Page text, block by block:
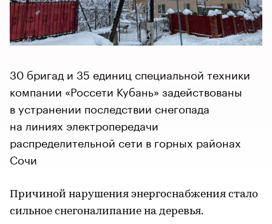
30 бригад и 35 единиц специальной техники
компании «Россети Кубань» задействованы
в устранении последствии снегопада
на линиях электропередачи
распределительной сети в горных районах
Сочи
Причиной нарушения энергоснабжения стало
сильное снегоналипание на деревья.